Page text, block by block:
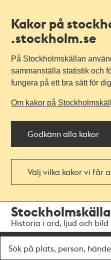
Kakor på
.stockholm.se
På Stockholmskällan
sammanställa statistik och
fungera på ett bra sätt för
Om kakor på
Godkänn alla kakor
Välj vilka kakor vi får
navigationen
huvudinnehållet
Historia i ord, ljud och bild